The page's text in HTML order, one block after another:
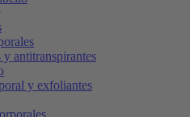
y antitranspirantes
y exfoliantes